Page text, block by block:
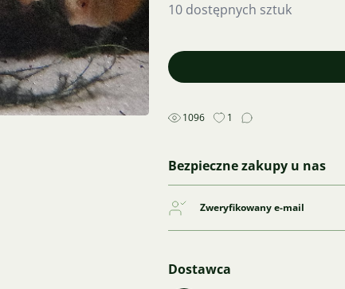
10 dostępnych sztuk
1096 1
Bezpieczne zakupy u nas
Zweryfikowany e-mail
Dostawca